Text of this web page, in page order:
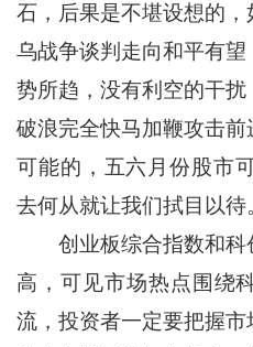
石，后果是不堪设想的
乌战争谈判走向和平有
势所趋，没有利空的干
破浪完全快马加鞭攻击
可能的，五六月份股市
去何从就让我们拭目以待
创业板综合指数和科
高，可见市场热点围绕
流，投资者一定要把握